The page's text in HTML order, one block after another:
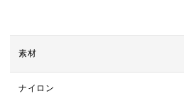
素材
ナイロン